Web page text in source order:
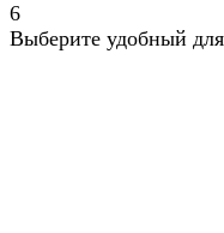
6
Выберите удобный